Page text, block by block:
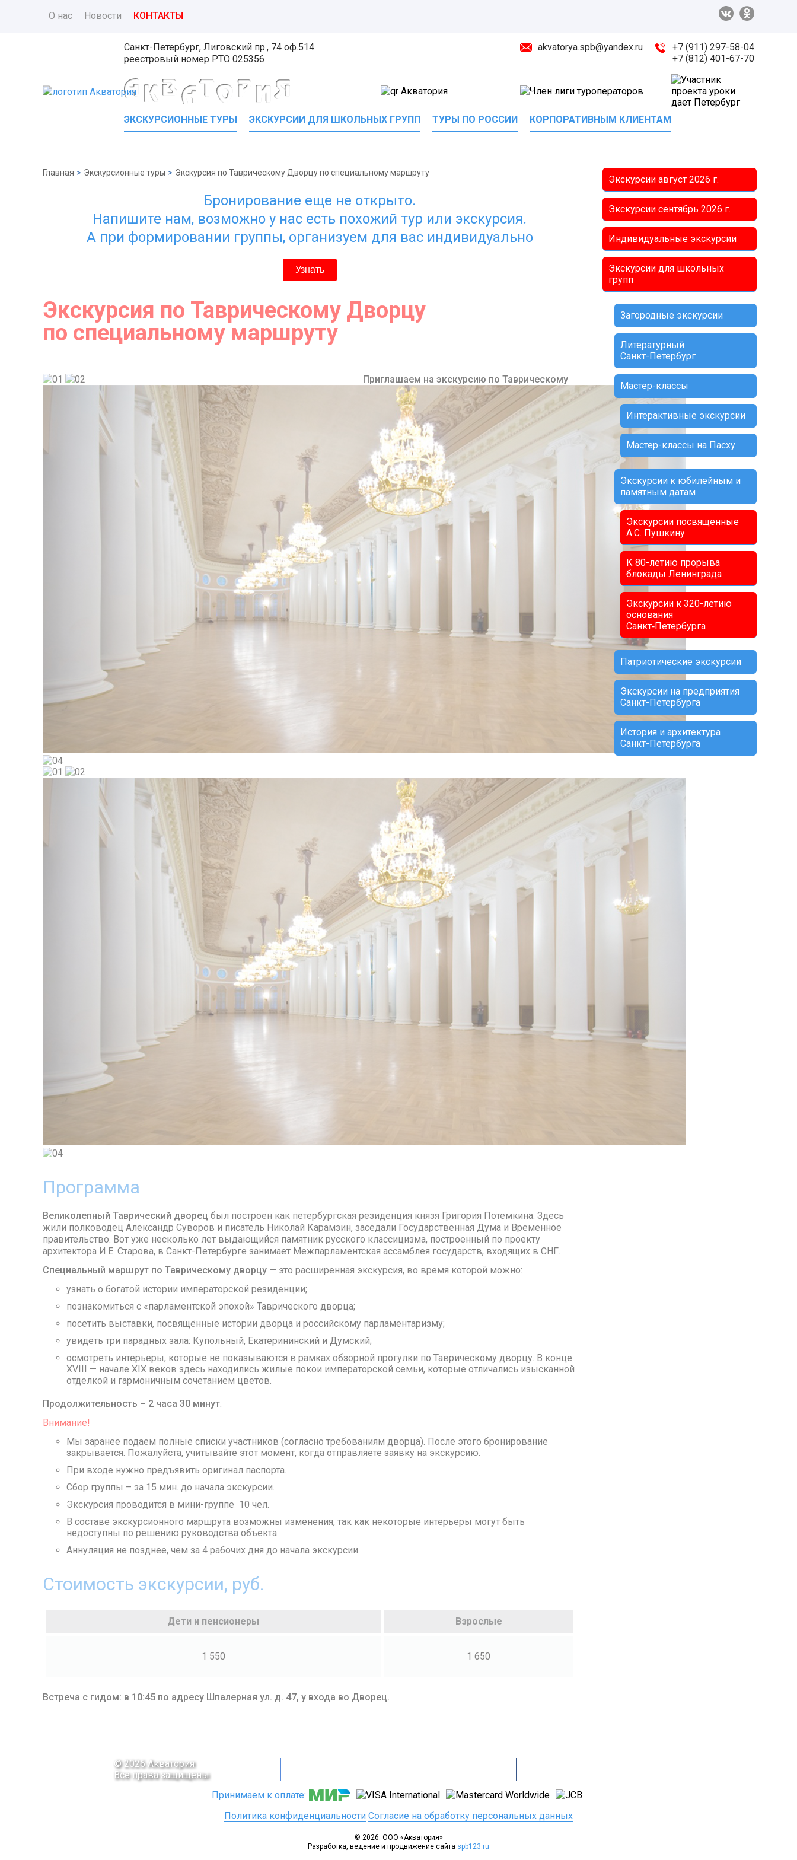
О нас Новости КОНТАКТЫ
Санкт-Петербург, Лиговский пр., 74 оф.514
реестровый номер РТО 025356
akvatorya.spb@yandex.ru
+7 (911) 297-58-04
+7 (812) 401-67-70
ЭКСКУРСИОННЫЕ ТУРЫ ЭКСКУРСИИ ДЛЯ ШКОЛЬНЫХ ГРУПП ТУРЫ ПО РОССИИ КОРПОРАТИВНЫМ КЛИЕНТАМ
Главная > Экскурсионные туры > Экскурсия по Таврическому Дворцу по специальному маршруту
Бронирование еще не открыто.
Напишите нам, возможно у нас есть похожий тур или экскурсия.
А при формировании группы, организуем для вас индивидуально
Узнать
Экскурсия по Таврическому Дворцу
по специальному маршруту
Приглашаем на экскурсию по Таврическому
Дворцу по специальному маршруту
Программа
Великолепный Таврический дворец был построен как петербургская резиденция князя Григория Потемкина. Здесь
жили полководец Александр Суворов и писатель Николай Карамзин, заседали Государственная Дума и Временное
правительство. Вот уже несколько лет выдающийся памятник русского классицизма, построенный по проекту
архитектора И.Е. Старова, в Санкт-Петербурге занимает Межпарламентская ассамблея государств, входящих в СНГ.
Специальный маршрут по Таврическому дворцу — это расширенная экскурсия, во время которой можно:
узнать о богатой истории императорской резиденции;
познакомиться с «парламентской эпохой» Таврического дворца;
посетить выставки, посвящённые истории дворца и российскому парламентаризму;
увидеть три парадных зала: Купольный, Екатерининский и Думский;
осмотреть интерьеры, которые не показываются в рамках обзорной прогулки по Таврическому дворцу. В конце
XVIII — начале XIX веков здесь находились жилые покои императорской семьи, которые отличались изысканной
отделкой и гармоничным сочетанием цветов.
Продолжительность – 2 часа 30 минут.
Внимание!
Мы заранее подаем полные списки участников (согласно требованиям дворца). После этого бронирование
закрывается. Пожалуйста, учитывайте этот момент, когда отправляете заявку на экскурсию.
При входе нужно предъявить оригинал паспорта.
Сбор группы – за 15 мин. до начала экскурсии.
Экскурсия проводится в мини-группе 10 чел.
В составе экскурсионного маршрута возможны изменения, так как некоторые интерьеры могут быть
недоступны по решению руководства объекта.
Аннуляция не позднее, чем за 4 рабочих дня до начала экскурсии.
Стоимость экскурсии, руб.
Дети и пенсионеры Взрослые
1 550 1 650
Встреча с гидом: в 10:45 по адресу Шпалерная ул. д. 47, у входа во Дворец.
Экскурсии август 2026 г.
Экскурсии сентябрь 2026 г.
Индивидуальные экскурсии
Экскурсии для школьных
групп
Загородные экскурсии
Литературный
Санкт-Петербург
Мастер-классы
Интерактивные экскурсии
Мастер-классы на Пасху
Экскурсии к юбилейным и
памятным датам
Экскурсии посвященные
А.С. Пушкину
К 80-летию прорыва
блокады Ленинграда
Экскурсии к 320-летию
основания
Санкт‑Петербурга
Патриотические экскурсии
Экскурсии на предприятия
Санкт-Петербурга
История и архитектура
Санкт-Петербурга
© 2026 Акватория
Все права защищены
Принимаем к оплате:
Политика конфиденциальности Согласие на обработку персональных данных
© 2026. ООО «Акватория»
Разработка, ведение и продвижение сайта spb123.ru